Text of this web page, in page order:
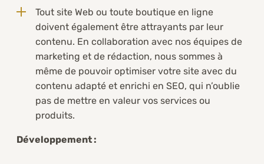
Tout site Web ou toute boutique en ligne
doivent également être attrayants par leur
contenu. En collaboration avec nos équipes de
marketing et de rédaction, nous sommes à
même de pouvoir optimiser votre site avec du
contenu adapté et enrichi en SEO, qui n’oublie
pas de mettre en valeur vos services ou
produits.
Développement :